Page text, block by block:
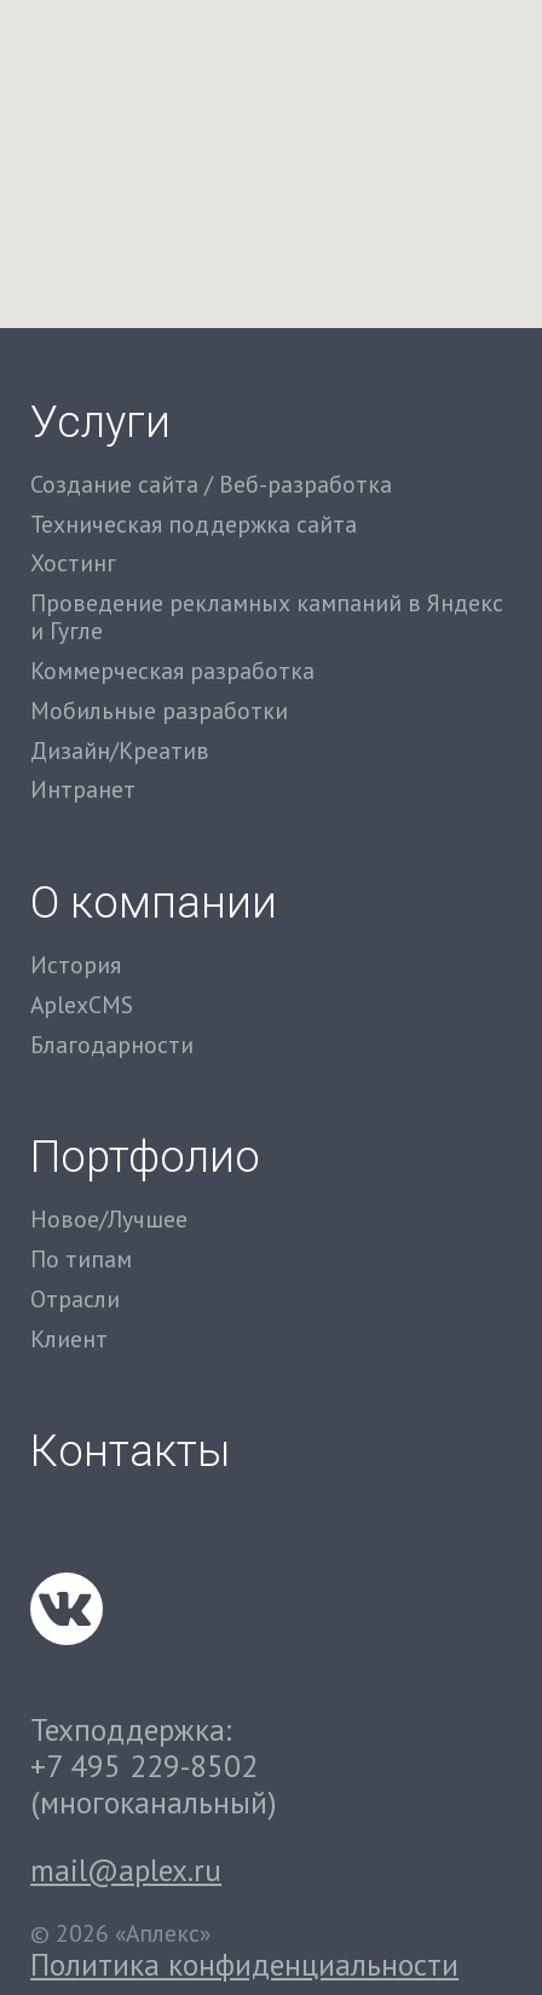
Услуги
Создание сайта / Веб-разработка
Техническая поддержка сайта
Хостинг
Проведение рекламных кампаний в Яндекс
и Гугле
Коммерческая разработка
Мобильные разработки
Дизайн/Креатив
Интранет
О компании
История
AplexCMS
Благодарности
Портфолио
Новое/Лучшее
По типам
Отрасли
Клиент
Контакты
Техподдержка:
+7 495 229-8502
(многоканальный)
mail@aplex.ru
© 2026 «Аплекс»
Политика конфиденциальности